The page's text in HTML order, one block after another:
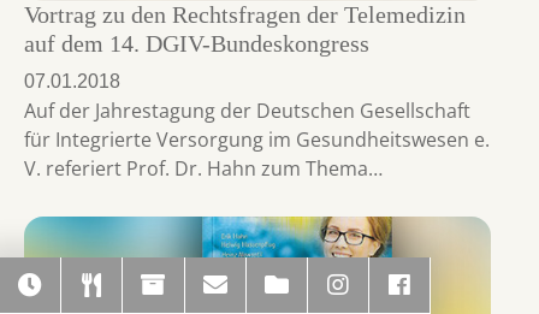
Vortrag zu den Rechtsfragen der Telemedizin
auf dem 14. DGIV-Bundeskongress
07.01.2018
Auf der Jahrestagung der Deutschen Gesellschaft
für Integrierte Versorgung im Gesundheitswesen e.
V. referiert Prof. Dr. Hahn zum Thema…